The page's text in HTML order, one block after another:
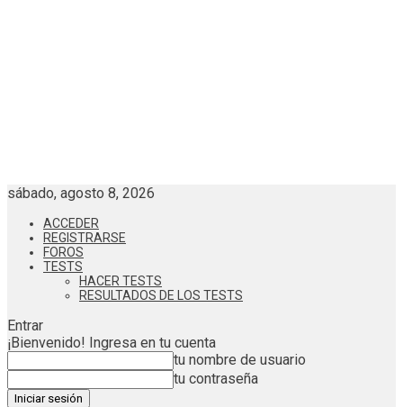
sábado, agosto 8, 2026
ACCEDER
REGISTRARSE
FOROS
TESTS
HACER TESTS
RESULTADOS DE LOS TESTS
Entrar
¡Bienvenido! Ingresa en tu cuenta
tu nombre de usuario
tu contraseña